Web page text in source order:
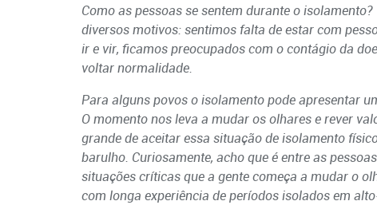
Como as pessoas se sentem durante o
diversos motivos: sentimos falta de estar com
ir e vir, ficamos preocupados com o contágio da
voltar normalidade.
Para alguns povos o isolamento pode apresentar
O momento nos leva a mudar os olhares e rever
grande de aceitar essa situação de isolamento
barulho. Curiosamente, acho que é entre as
situações críticas que a gente começa a mudar o
com longa experiência de períodos isolados em